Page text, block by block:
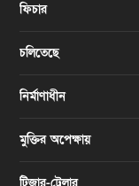
ফিচার
চলিতেছে
নির্মাণাধীন
মুক্তির অপেক্ষায়